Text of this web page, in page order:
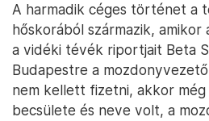
A harmadik céges történet a
hőskorából származik, amikor
a vidéki tévék riportjait Beta
Budapestre a
nem kellett fizetni, akkor még
becsülete és neve volt, a